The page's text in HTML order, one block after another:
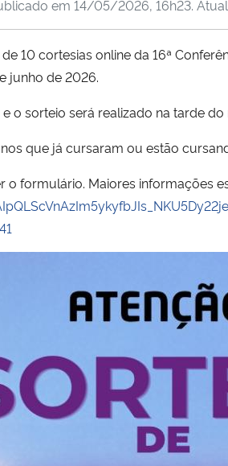
em 14/05/2026, 16h23.
10 cortesias online da 16ª
junho de 2026.
o sorteio será realizado na tarde do
que já cursaram ou estão
o formulário. Maiores informações